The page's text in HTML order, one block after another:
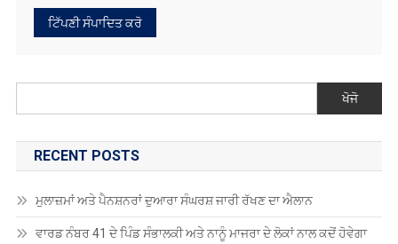
ਖੋਜੋ
RECENT POSTS
ਮੁਲਾਜ਼ਮਾਂ ਅਤੇ ਪੈਨਸ਼ਨਰਾਂ ਦੁਆਰਾ ਸੰਘਰਸ਼ ਜਾਰੀ ਰੱਖਣ ਦਾ ਐਲਾਨ
ਵਾਰਡ ਨੰਬਰ 41 ਦੇ ਪਿੰਡ ਸੰਭਾਲਕੀ ਅਤੇ ਨਾਨੂੰ ਮਾਜਰਾ ਦੇ ਲੋਕਾਂ ਨਾਲ ਕਦੋਂ ਹੋਵੇਗਾ